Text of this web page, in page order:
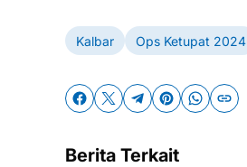
Kalbar Ops Ketupat 2024
Berita Terkait